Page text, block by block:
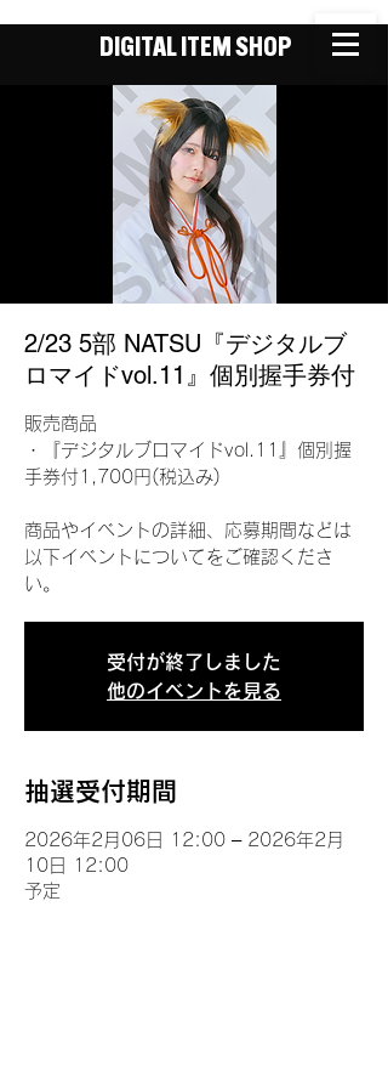
DIGITAL ITEM SHOP
2/23 5部 NATSU『デジタルブ
ロマイドvol.11』個別握手券付
販売商品
・『デジタルブロマイドvol.11』個別握
手券付1,700円(税込み)
商品やイベントの詳細、応募期間などは
以下イベントについてをご確認くださ
い。
受付が終了しました
他のイベントを見る
抽選受付期間
2026年2月06日 12:00 – 2026年2月
10日 12:00
予定